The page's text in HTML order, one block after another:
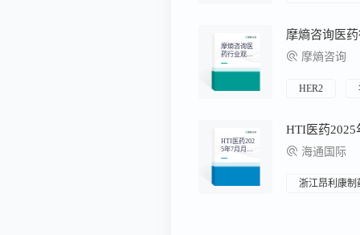
摩熵咨询医
药行业观察
周报（2025.
10.13-2025.1
摩熵咨询
HER2
HTI医药202
5年7月月
报：利好不
断，持续推
海通国际
浙江昂利康制